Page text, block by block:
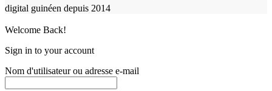
digital guinéen depuis 2014
Welcome Back!
Sign in to your account
Nom d'utilisateur ou adresse e-mail